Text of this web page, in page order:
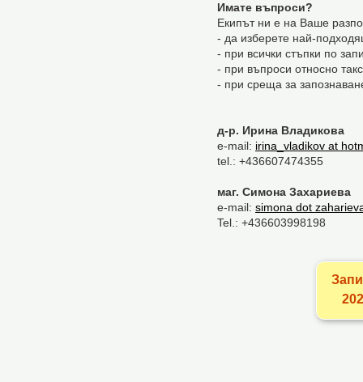
Имате въпроси?
Екипът ни е на Ваше
- да изберете най-
- при всички стъпки по
- при въпроси относно
- при среща за
д-р. Ирина Владикова
e-mail: irina_vladikov at
tel.: +436607474355
маг. Симона Захариева
е-mail: simona dot
Tel.: +436603998198